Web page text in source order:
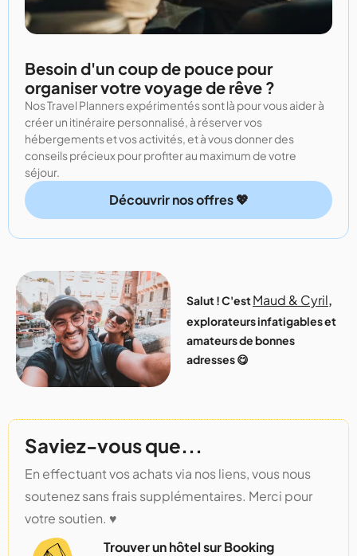
Besoin d'un coup de pouce pour
organiser votre voyage de rêve ?
Nos Travel Planners expérimentés sont là pour vous aider à
créer un itinéraire personnalisé, à réserver vos
hébergements et vos activités, et à vous donner des
conseils précieux pour profiter au maximum de votre
séjour.
Découvrir nos offres 💖
Salut ! C'estMaud & Cyril,
explorateurs infatigables et
amateurs de bonnes
adresses 😋
Saviez-vous que...
En effectuant vos achats via nos liens, vous nous
soutenez sans frais supplémentaires. Merci pour
votre soutien. ♥️
Trouver un hôtel sur Booking